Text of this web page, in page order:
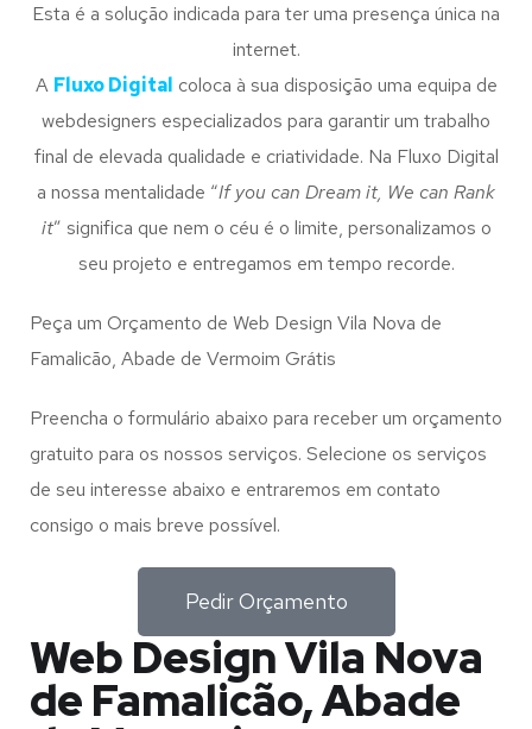
Esta é a solução indicada para ter uma presença única na
internet.
A Fluxo Digital coloca à sua disposição uma equipa de
webdesigners especializados para garantir um trabalho
final de elevada qualidade e criatividade. Na Fluxo Digital
a nossa mentalidade “If you can Dream it, We can Rank
it” significa que nem o céu é o limite, personalizamos o
seu projeto e entregamos em tempo recorde.
Peça um Orçamento de Web Design Vila Nova de
Famalicão, Abade de Vermoim Grátis
Preencha o formulário abaixo para receber um orçamento
gratuito para os nossos serviços. Selecione os serviços
de seu interesse abaixo e entraremos em contato
consigo o mais breve possível.
Pedir Orçamento
Web Design Vila Nova
de Famalicão, Abade